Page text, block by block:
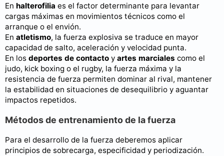
En halterofilia es el factor determinante para levantar
cargas máximas en movimientos técnicos como el
arranque o el envión.
En atletismo, la fuerza explosiva se traduce en mayor
capacidad de salto, aceleración y velocidad punta.
En los deportes de contacto y artes marciales como el
judo, kick boxing o el rugby, la fuerza máxima y la
resistencia de fuerza permiten dominar al rival, mantener
la estabilidad en situaciones de desequilibrio y aguantar
impactos repetidos.
Métodos de entrenamiento de la fuerza
Para el desarrollo de la fuerza deberemos aplicar
principios de sobrecarga, especificidad y periodización.